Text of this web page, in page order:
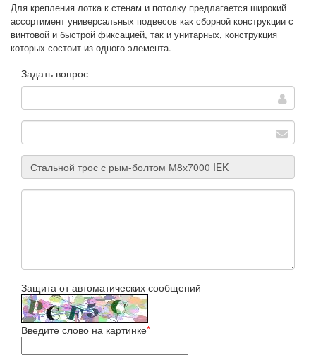
Для крепления лотка к стенам и потолку предлагается широкий
ассортимент универсальных подвесов как сборной конструкции с
винтовой и быстрой фиксацией, так и унитарных, конструкция
которых состоит из одного элемента.
Задать вопрос
Защита от автоматических сообщений
Введите слово на картинке*